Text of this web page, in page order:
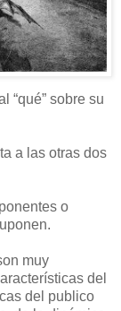
“qué” sobre su
a las otras dos
o
muy
del
del publico